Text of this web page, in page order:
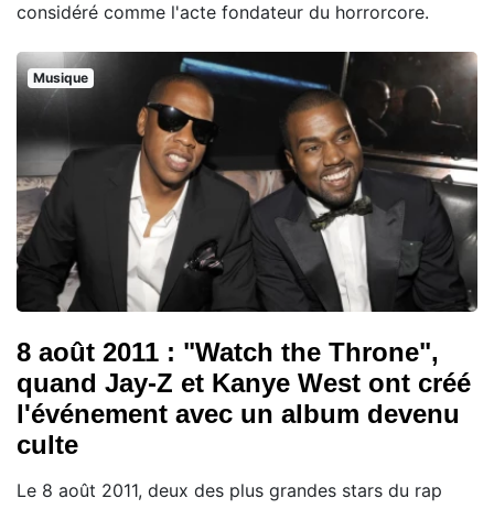
considéré comme l'acte fondateur du horrorcore.
Musique
8 août 2011 : "Watch the Throne",
quand Jay-Z et Kanye West ont créé
l'événement avec un album devenu
culte
Le 8 août 2011, deux des plus grandes stars du rap